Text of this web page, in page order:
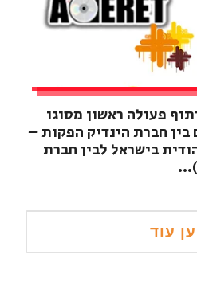
פעולה ראשון מסוגו
בין חברת הינדיק הפקות –
בישראל לבין חברת